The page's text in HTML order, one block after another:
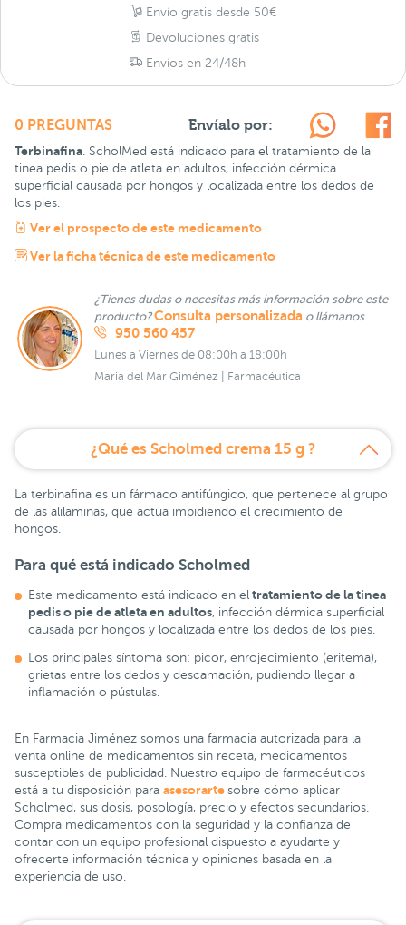
Envío gratis desde 50€
Devoluciones gratis
Envíos en 24/48h
0 PREGUNTAS Envíalo por:
Terbinafina. ScholMed está indicado para el tratamiento de la
tinea pedis o pie de atleta en adultos, infección dérmica
superficial causada por hongos y localizada entre los dedos de
los pies.
Ver el prospecto de este medicamento
Ver la ficha técnica de este medicamento
¿Tienes dudas o necesitas más información sobre este
producto?Consulta personalizada o llámanos
950 560 457
Lunes a Viernes de 08:00h a 18:00h
Maria del Mar Giménez | Farmacéutica
¿Qué es Scholmed crema 15 g ?
La terbinafina es un fármaco antifúngico, que pertenece al grupo
de las alilaminas, que actúa impidiendo el crecimiento de
hongos.
Para qué está indicado Scholmed
Este medicamento está indicado en el tratamiento de la tinea
pedis o pie de atleta en adultos, infección dérmica superficial
causada por hongos y localizada entre los dedos de los pies.
Los principales síntoma son: picor, enrojecimiento (eritema),
grietas entre los dedos y descamación, pudiendo llegar a
inflamación o pústulas.
En Farmacia Jiménez somos una farmacia autorizada para la
venta online de medicamentos sin receta, medicamentos
susceptibles de publicidad. Nuestro equipo de farmacéuticos
está a tu disposición para asesorarte sobre cómo aplicar
Scholmed, sus dosis, posología, precio y efectos secundarios.
Compra medicamentos con la seguridad y la confianza de
contar con un equipo profesional dispuesto a ayudarte y
ofrecerte información técnica y opiniones basada en la
experiencia de uso.